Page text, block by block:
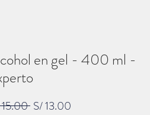
en gel - 400 ml -
15.00 Precio
S/ 13.00